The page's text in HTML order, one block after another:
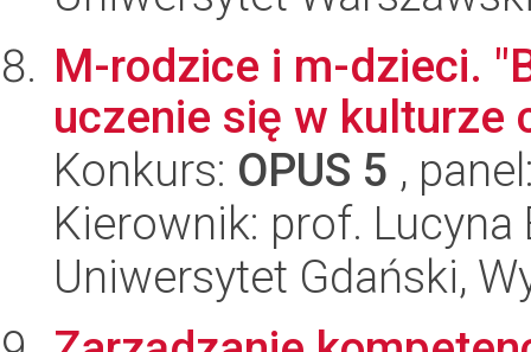
M-rodzice i m-dzieci.
uczenie się w kulturze
Konkurs: OPUS 5 ,
Kierownik: prof.
Uniwersytet Gdański,